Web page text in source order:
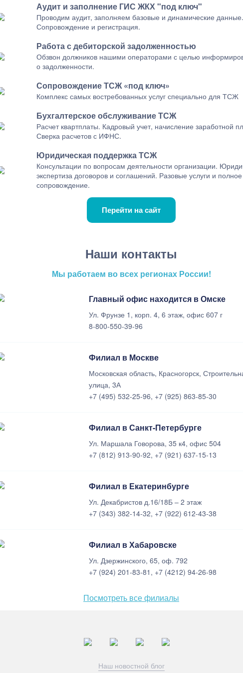
Аудит и заполнение ГИС ЖКХ "под ключ"
Проводим аудит, заполняем базовые и динамические данные.
Сопровождение и регистрация.
Работа с дебиторской задолженностью
Обзвон должников нашими операторами с целью
о задолженности.
Сопровождение ТСЖ «под ключ»
Комплекс самых востребованных услуг специально для ТСЖ
Бухгалтерское обслуживание ТСЖ
Расчет квартплаты. Кадровый учет, начисление заработной
Сверка расчетов с ИФНС.
Юридическая поддержка ТСЖ
Консультации по вопросам деятельности организации.
экспертиза договоров и соглашений. Разовые услуги и полное
сопровождение.
Перейти на сайт
Наши контакты
Мы работаем во всех регионах России!
Главный офис находится в Омске
Ул. Фрунзе 1, корп. 4, 6 этаж, офис 607 г
8-800-550-39-96
Филиал в Москве
Московская область, Красногорск,
улица, 3А
+7 (495) 532-25-96, +7 (925) 863-85-30
Филиал в Санкт-Петербурге
Ул. Маршала Говорова, 35 к4, офис 504
+7 (812) 913-90-92, +7 (921) 637-15-13
Филиал в Екатеринбурге
Ул. Декабристов д.16/18Б – 2 этаж
+7 (343) 382-14-32, +7 (922) 612-43-38
Филиал в Хабаровске
Ул. Дзержинского, 65, оф. 792
+7 (924) 201-83-81, +7 (4212) 94-26-98
Посмотреть все филиалы
Наш новостной блог